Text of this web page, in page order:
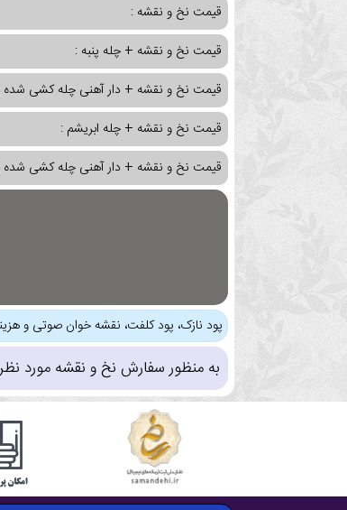
قیمت نخ و نقشه :
قیمت نخ و نقشه + چله پنبه :
قیمت نخ و نقشه + دار آهنی چله کشی شده
قیمت نخ و نقشه + چله ابریشم :
قیمت نخ و نقشه + دار آهنی چله کشی شده
پود نازک، پود کلفت، نقشه خوان صوتی و
به منظور سفارش نخ و نقشه مورد